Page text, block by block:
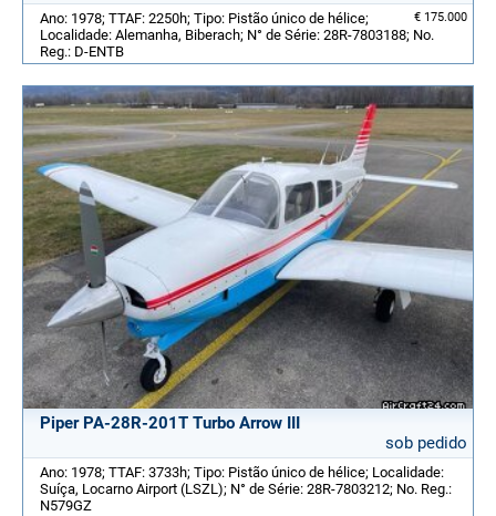
€ 175.000
Ano: 1978; TTAF: 2250h; Tipo: Pistão único de hélice;
Localidade: Alemanha, Biberach; N° de Série: 28R-7803188; No.
Reg.: D-ENTB
Piper PA-28R-201T Turbo Arrow III
sob pedido
Ano: 1978; TTAF: 3733h; Tipo: Pistão único de hélice; Localidade:
Suíça, Locarno Airport (LSZL); N° de Série: 28R-7803212; No. Reg.:
N579GZ